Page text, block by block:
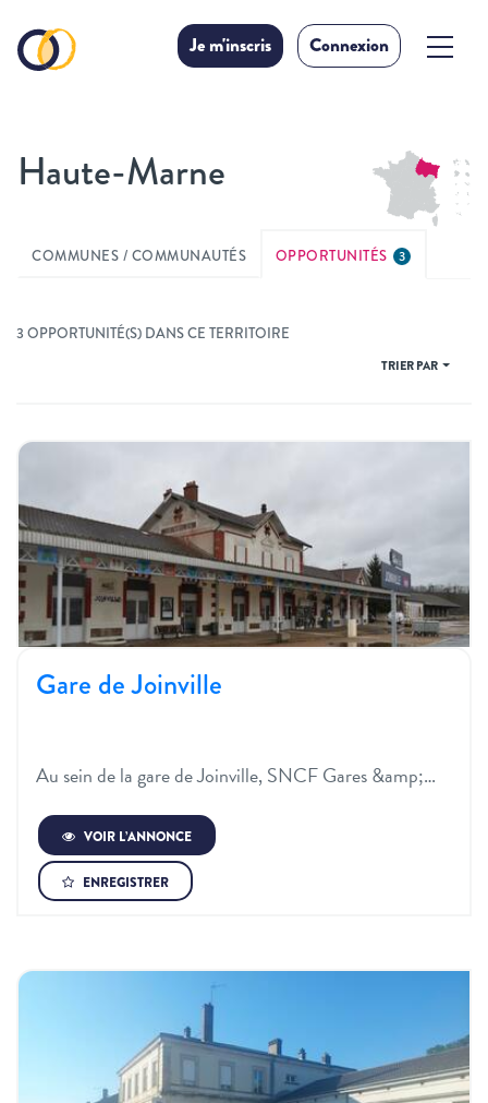
Je m'inscris Connexion
Haute-Marne
COMMUNES / COMMUNAUTÉS OPPORTUNITÉS 3
3 OPPORTUNITÉ(S) DANS CE TERRITOIRE
TRIER PAR
Gare de Joinville
Au sein de la gare de Joinville, SNCF Gares &amp;…
VOIR L’ANNONCE
ENREGISTRER